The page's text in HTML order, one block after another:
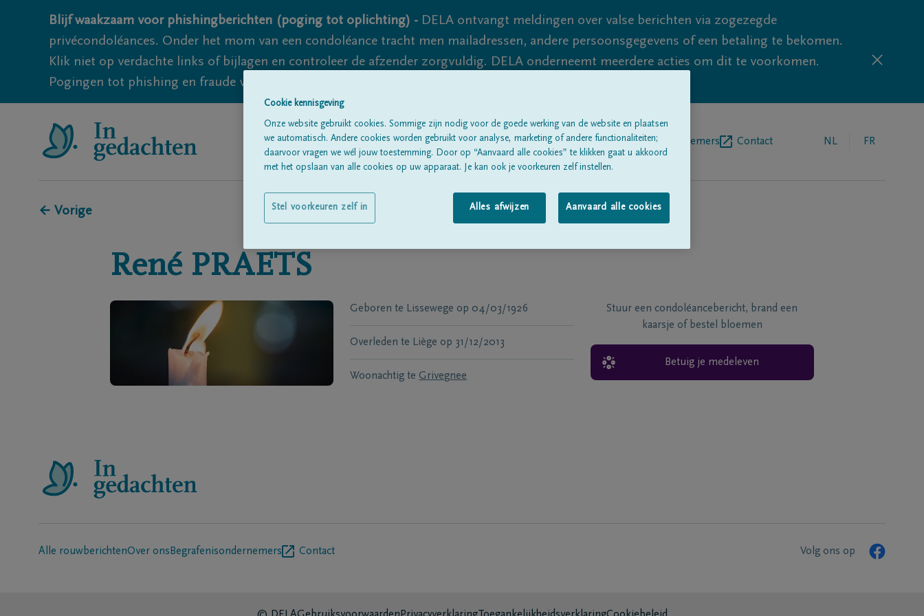
Blijf waakzaam voor phishingberichten (poging tot oplichting) - DELA ontvangt meldingen over valse berichten via zogezegde
privécondoléances. Onder het mom van een condoléance tracht men mailadressen, andere persoonsgegevens of een betaling te bekomen.
Klik niet op verdachte links of bijlagen en controleer de afzender zorgvuldig. DELA onderneemt meerdere acties om dit te voorkomen.
Pogingen tot phishing en fraude vallen echter nooit volledig uit te sluiten, dus blijf waakzaam.
Alle rouwberichten Over onsBegrafenisondernemers Contact NL FR
← Vorige
René PRAETS
Geboren te Lissewege op 04/03/1926
Overleden te Liège op 31/12/2013
Woonachtig te Grivegnee
Stuur een condoléancebericht, brand een
kaarsje of bestel bloemen
Betuig je medeleven
Alle rouwberichtenOver ons Begrafenisondernemers Contact Volg ons op
Cookie kennisgeving
Onze website gebruikt cookies. Sommige zijn nodig voor de goede werking van de website en plaatsen
we automatisch. Andere cookies worden gebruikt voor analyse, marketing of andere functionaliteiten;
daarvoor vragen we wél jouw toestemming. Door op “Aanvaard alle cookies” te klikken gaat u akkoord
met het opslaan van alle cookies op uw apparaat. Je kan ook je voorkeuren zelf instellen.
Alles afwijzen Aanvaard alle cookies
Stel voorkeuren zelf in